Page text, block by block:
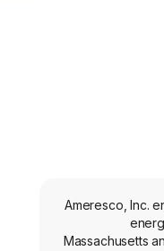
Ameresco, Inc.
Massachusetts